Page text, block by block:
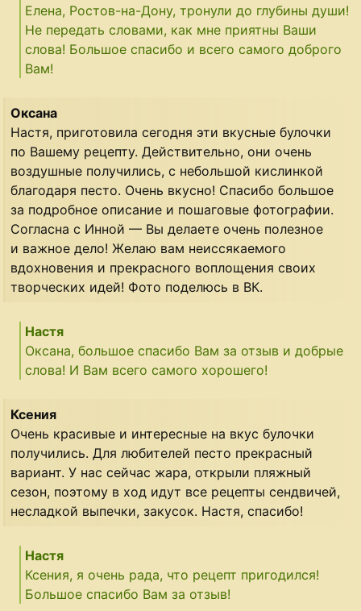
Елена, Ростов-на-Дону, тронули до глубины души!
Не передать словами, как мне приятны Ваши
слова! Большое спасибо и всего самого доброго
Вам!
Оксана
Настя, приготовила сегодня эти вкусные булочки
по Вашему рецепту. Действительно, они очень
воздушные получились, с небольшой кислинкой
благодаря песто. Очень вкусно! Спасибо большое
за подробное описание и пошаговые фотографии.
Согласна с Инной — Вы делаете очень полезное
и важное дело! Желаю вам неиссякаемого
вдохновения и прекрасного воплощения своих
творческих идей! Фото поделюсь в ВК.
Настя
Оксана, большое спасибо Вам за отзыв и добрые
слова! И Вам всего самого хорошего!
Ксения
Очень красивые и интересные на вкус булочки
получились. Для любителей песто прекрасный
вариант. У нас сейчас жара, открыли пляжный
сезон, поэтому в ход идут все рецепты сендвичей,
несладкой выпечки, закусок. Настя, спасибо!
Настя
Ксения, я очень рада, что рецепт пригодился!
Большое спасибо Вам за отзыв!